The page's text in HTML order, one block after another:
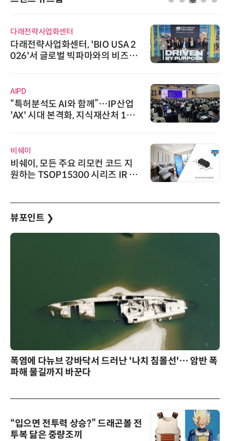
인아그룹
'자동화 산업의 새로운 가능성'…
인아그룹 전국 7개 도시 세미나 페
디에스앤지
디에스앤지, 'AI EXPO KOREA 20
26' 참가 성료… AI 전 생애주기 아
에이블스토어
시놀로지, 1U 백업 어플라이언스
DP5200 출시
뷰포인트 ❯
폭염에 다뉴브 강바닥서 드러난 '나치 침몰선'… 암반 폭
파해 물길까지 바꾼다
“입으면 전투력 상승?” 드래곤볼 전
투복 닮은 중량조끼